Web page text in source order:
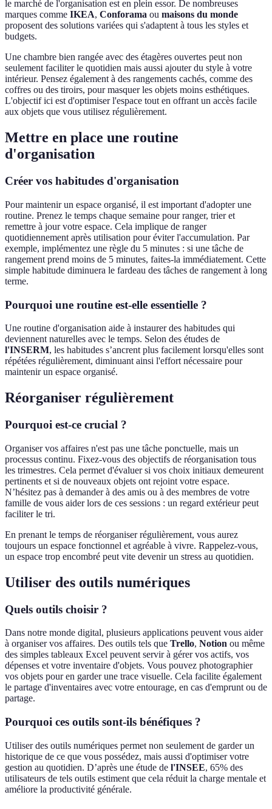
le marché de l'organisation est en plein essor. De nombreuses
marques comme IKEA, Conforama ou maisons du monde
proposent des solutions variées qui s'adaptent à tous les styles et
budgets.
Une chambre bien rangée avec des étagères ouvertes peut non
seulement faciliter le quotidien mais aussi ajouter du style à votre
intérieur. Pensez également à des rangements cachés, comme des
coffres ou des tiroirs, pour masquer les objets moins esthétiques.
L'objectif ici est d'optimiser l'espace tout en offrant un accès facile
aux objets que vous utilisez régulièrement.
Mettre en place une routine
d'organisation
Créer vos habitudes d'organisation
Pour maintenir un espace organisé, il est important d'adopter une
routine. Prenez le temps chaque semaine pour ranger, trier et
remettre à jour votre espace. Cela implique de ranger
quotidiennement après utilisation pour éviter l'accumulation. Par
exemple, implémentez une règle du 5 minutes : si une tâche de
rangement prend moins de 5 minutes, faites-la immédiatement. Cette
simple habitude diminuera le fardeau des tâches de rangement à long
terme.
Pourquoi une routine est-elle essentielle ?
Une routine d'organisation aide à instaurer des habitudes qui
deviennent naturelles avec le temps. Selon des études de
l'INSERM, les habitudes s’ancrent plus facilement lorsqu'elles sont
répétées régulièrement, diminuant ainsi l'effort nécessaire pour
maintenir un espace organisé.
Réorganiser régulièrement
Pourquoi est-ce crucial ?
Organiser vos affaires n'est pas une tâche ponctuelle, mais un
processus continu. Fixez-vous des objectifs de réorganisation tous
les trimestres. Cela permet d'évaluer si vos choix initiaux demeurent
pertinents et si de nouveaux objets ont rejoint votre espace.
N’hésitez pas à demander à des amis ou à des membres de votre
famille de vous aider lors de ces sessions : un regard extérieur peut
faciliter le tri.
En prenant le temps de réorganiser régulièrement, vous aurez
toujours un espace fonctionnel et agréable à vivre. Rappelez-vous,
un espace trop encombré peut vite devenir un stress au quotidien.
Utiliser des outils numériques
Quels outils choisir ?
Dans notre monde digital, plusieurs applications peuvent vous aider
à organiser vos affaires. Des outils tels que Trello, Notion ou même
des simples tableaux Excel peuvent servir à gérer vos actifs, vos
dépenses et votre inventaire d'objets. Vous pouvez photographier
vos objets pour en garder une trace visuelle. Cela facilite également
le partage d'inventaires avec votre entourage, en cas d'emprunt ou de
partage.
Pourquoi ces outils sont-ils bénéfiques ?
Utiliser des outils numériques permet non seulement de garder un
historique de ce que vous possédez, mais aussi d'optimiser votre
gestion au quotidien. D’après une étude de l'INSEE, 65% des
utilisateurs de tels outils estiment que cela réduit la charge mentale et
améliore la productivité générale.